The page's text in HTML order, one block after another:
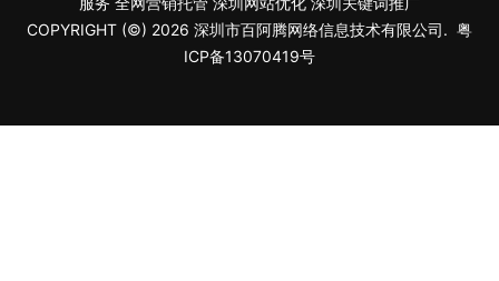
COPYRIGHT (©) 2026 深圳市百阿腾网络信息技术有限公司. 粤
ICP备13070419号